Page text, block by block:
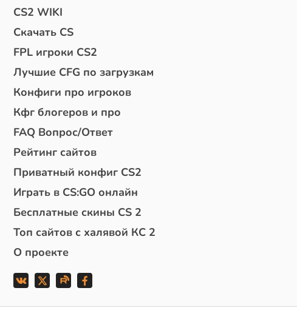
CS2 WIKI
Скачать CS
FPL игроки CS2
Лучшие CFG по загрузкам
Конфиги про игроков
Кфг блогеров и про
FAQ Вопрос/Ответ
Рейтинг сайтов
Приватный конфиг CS2
Играть в CS:GO онлайн
Бесплатные скины CS 2
Топ сайтов с халявой КС 2
О проекте